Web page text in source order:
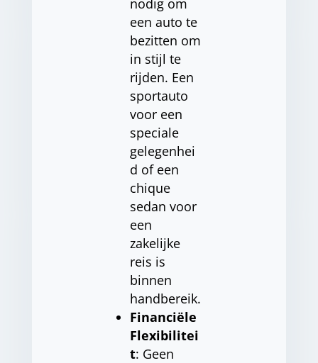
nodig om
een auto te
bezitten om
in stijl te
rijden. Een
sportauto
voor een
speciale
gelegenhei
d of een
chique
sedan voor
een
zakelijke
reis is
binnen
handbereik.
Financiële
Flexibilitei
t: Geen